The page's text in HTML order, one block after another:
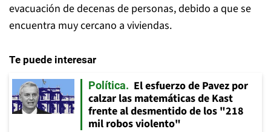
evacuación de decenas de personas, debido a que se
encuentra muy cercano a viviendas.
Te puede interesar
Política
El esfuerzo de Pavez por
calzar las matemáticas de Kast
frente al desmentido de los "218
mil robos violento"